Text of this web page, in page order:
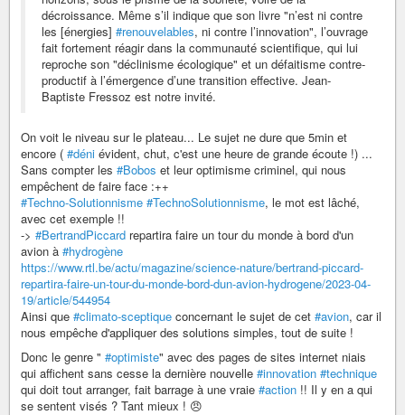
décroissance. Même s’il indique que son livre "n’est ni contre
les [énergies] #renouvelables, ni contre l’innovation", l’ouvrage
fait fortement réagir dans la communauté scientifique, qui lui
reproche son "déclinisme écologique" et un défaitisme contre-
productif à l’émergence d’une transition effective. Jean-
Baptiste Fressoz est notre invité.
On voit le niveau sur le plateau... Le sujet ne dure que 5min et
encore ( #déni évident, chut, c'est une heure de grande écoute !) ...
Sans compter les #Bobos et leur optimisme criminel, qui nous
empêchent de faire face :++
#Techno-Solutionnisme #TechnoSolutionnisme, le mot est lâché,
avec cet exemple !!
-> #BertrandPiccard repartira faire un tour du monde à bord d'un
avion à #hydrogène
https://www.rtl.be/actu/magazine/science-nature/bertrand-piccard-
repartira-faire-un-tour-du-monde-bord-dun-avion-hydrogene/2023-04-
19/article/544954
Ainsi que #climato-sceptique concernant le sujet de cet #avion, car il
nous empêche d'appliquer des solutions simples, tout de suite !
Donc le genre " #optimiste" avec des pages de sites internet niais
qui affichent sans cesse la dernière nouvelle #innovation #technique
qui doit tout arranger, fait barrage à une vraie #action !! Il y en a qui
se sentent visés ? Tant mieux ! 😠